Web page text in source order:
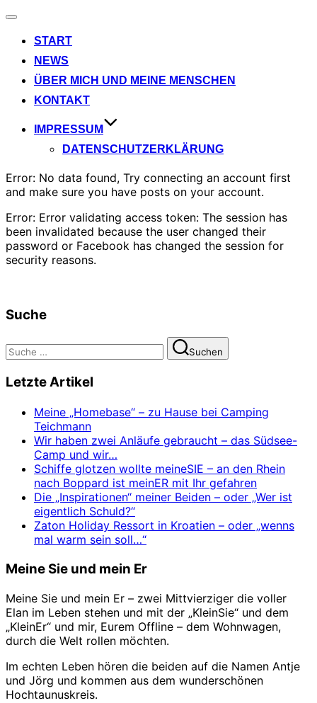
Navigation
START
NEWS
ÜBER MICH UND MEINE MENSCHEN
KONTAKT
IMPRESSUM
DATENSCHUTZERKLÄRUNG
Error: No data found, Try connecting an account first
and make sure you have posts on your account.
Error: Error validating access token: The session has
been invalidated because the user changed their
password or Facebook has changed the session for
security reasons.
Suche
Suchen
nach:
Suchen
Letzte Artikel
Meine „Homebase“ – zu Hause bei Camping
Teichmann
Wir haben zwei Anläufe gebraucht – das Südsee-
Camp und wir…
Schiffe glotzen wollte meineSIE – an den Rhein
nach Boppard ist meinER mit Ihr gefahren
Die „Inspirationen“ meiner Beiden – oder „Wer ist
eigentlich Schuld?“
Zaton Holiday Ressort in Kroatien – oder „wenns
mal warm sein soll…“
Meine Sie und mein Er
Meine Sie und mein Er – zwei Mittvierziger die voller
Elan im Leben stehen und mit der „KleinSie“ und dem
„KleinEr“ und mir, Eurem Offline – dem Wohnwagen,
durch die Welt rollen möchten.
Im echten Leben hören die beiden auf die Namen Antje
und Jörg und kommen aus dem wunderschönen
Hochtaunuskreis.